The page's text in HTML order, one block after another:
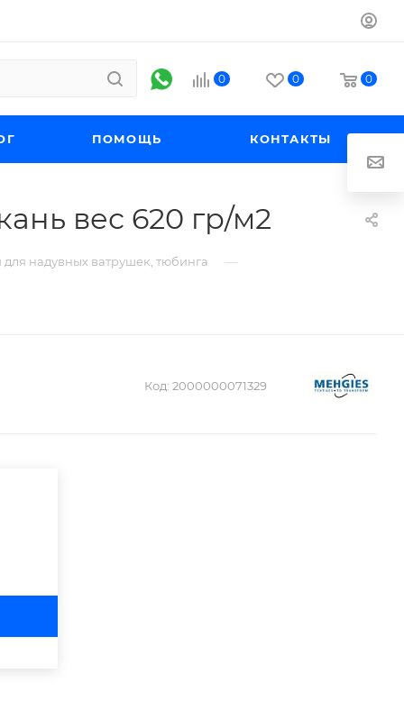
0 0 0
ПОМОЩЬ КОНТАКТЫ
вес 620 гр/м2
для надувных ватрушек, тюбинга —
Код: 2000000071329